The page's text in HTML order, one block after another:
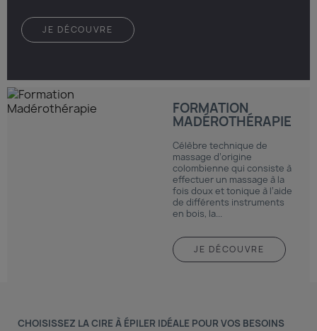
JE DÉCOUVRE
FORMATION
MADÉROTHÉRAPIE
Célèbre technique de
massage d’origine
colombienne qui consiste à
effectuer un massage à la
fois doux et tonique à l’aide
de différents instruments
en bois, la...
JE DÉCOUVRE
CHOISISSEZ LA CIRE À ÉPILER IDÉALE POUR VOS BESOINS